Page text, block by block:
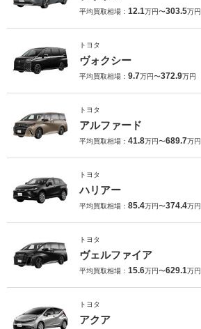
平均買取相場： 12.1万円〜303.5万円
トヨタ
ヴォクシー
平均買取相場： 9.7万円〜372.9万円
トヨタ
アルファード
平均買取相場： 41.8万円〜689.7万円
トヨタ
ハリアー
平均買取相場： 85.4万円〜374.4万円
トヨタ
ヴェルファイア
平均買取相場： 15.6万円〜629.1万円
トヨタ
アクア